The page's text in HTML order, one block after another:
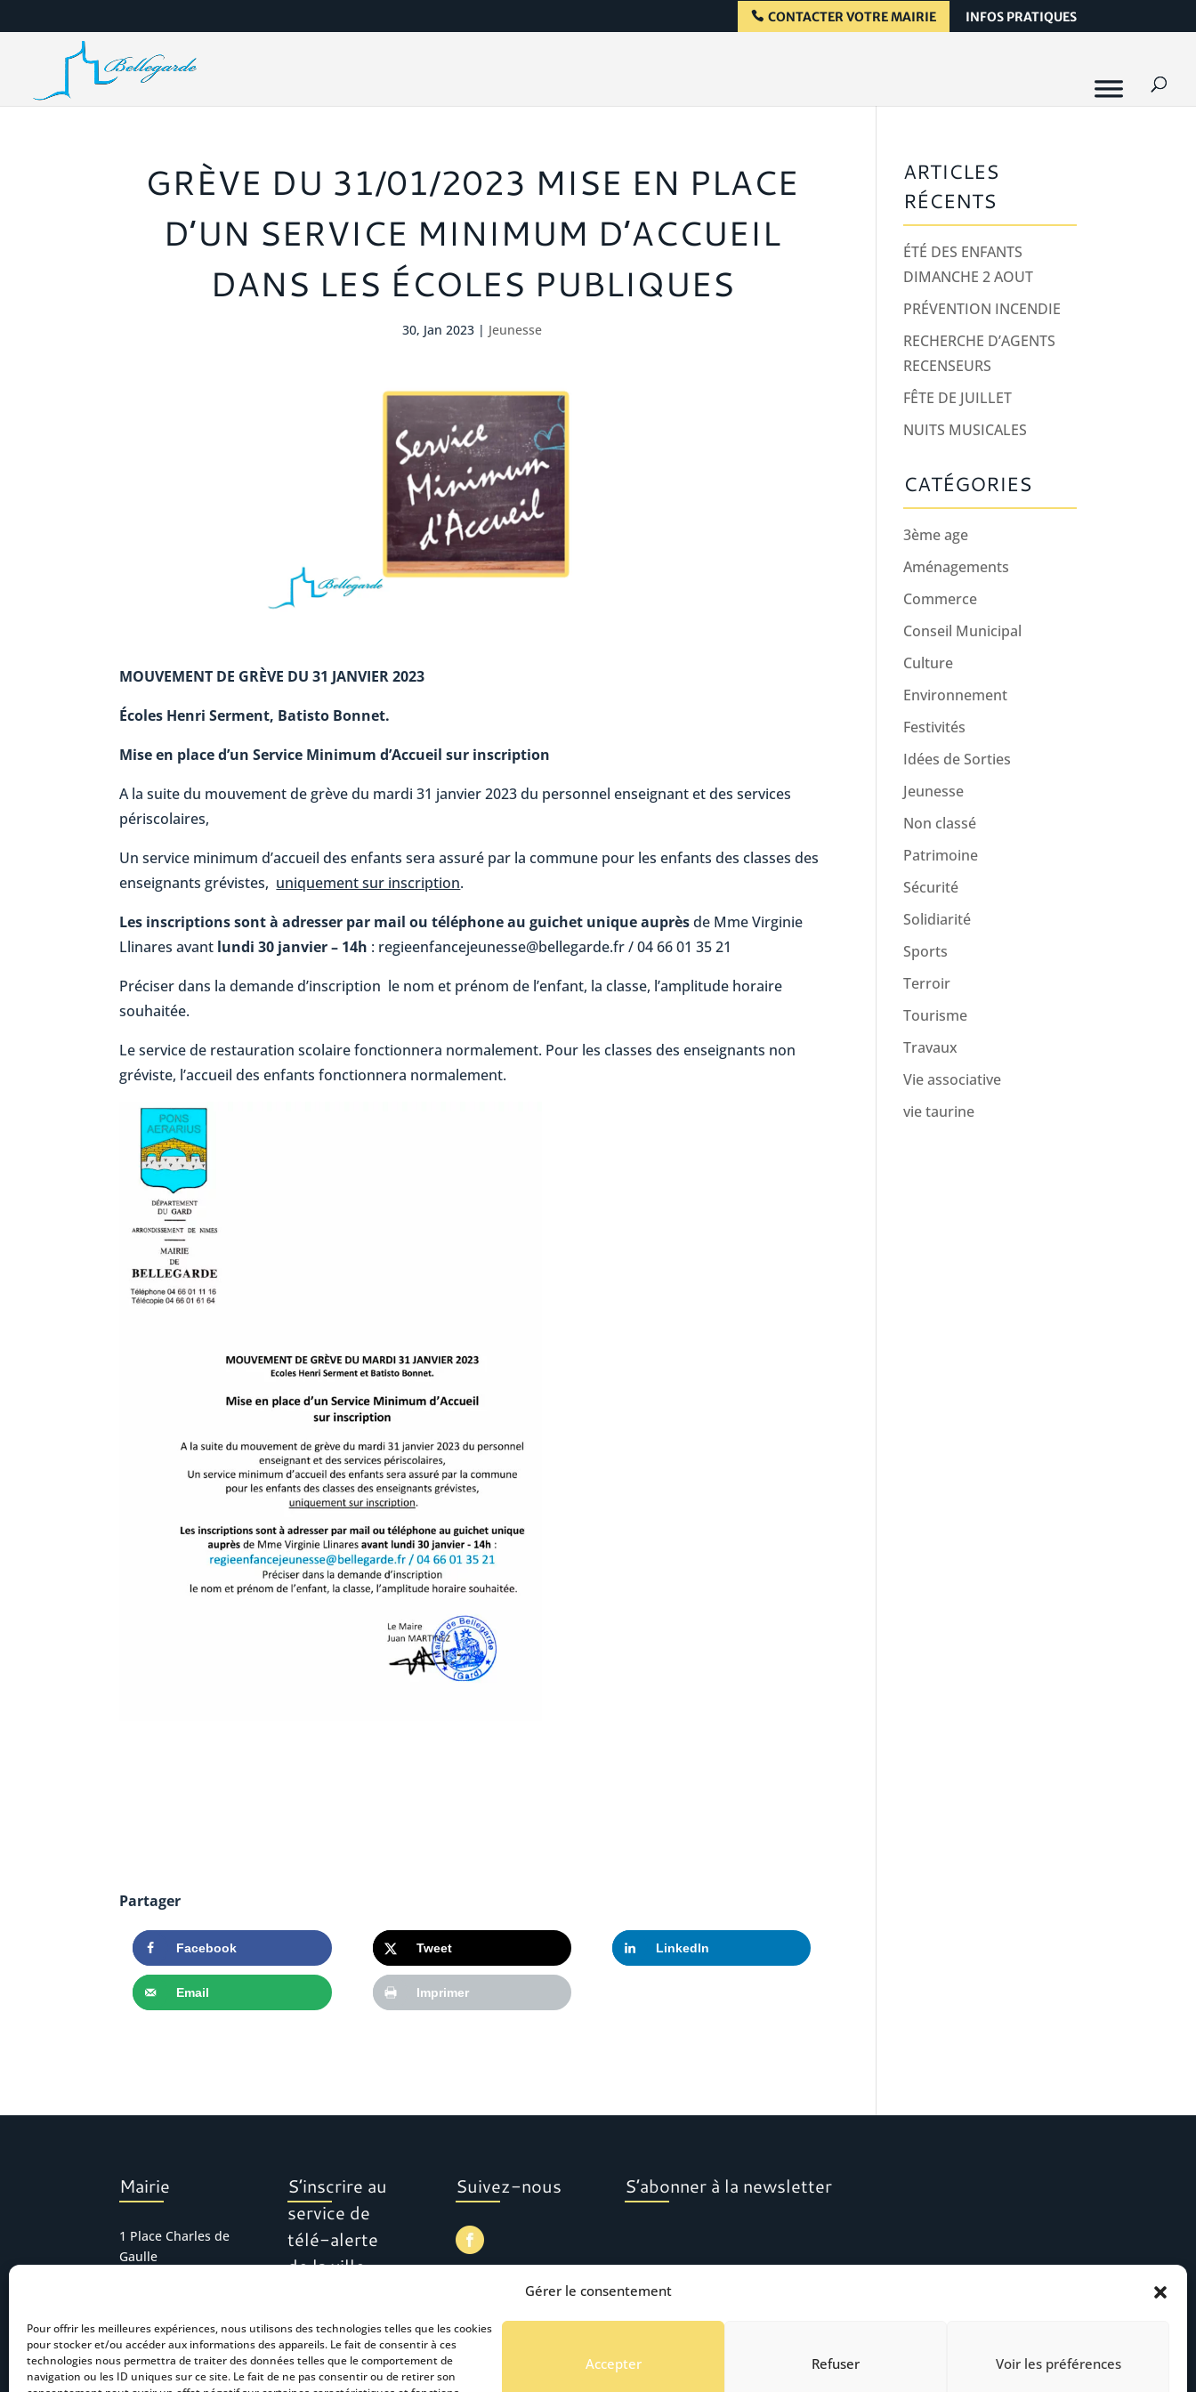
Gérer le consentement
Pour offrir les meilleures expériences, nous utilisons des technologies telles que les cookies
pour stocker et/ou accéder aux informations des appareils. Le fait de consentir à ces
technologies nous permettra de traiter des données telles que le comportement de
navigation ou les ID uniques sur ce site. Le fait de ne pas consentir ou de retirer son
Accepter Refuser Voir les préférences
CONTACTER VOTRE MAIRIE INFOS PRATIQUES
GRÈVE DU 31/01/2023 MISE EN PLACE
D’UN SERVICE MINIMUM D’ACCUEIL
DANS LES ÉCOLES PUBLIQUES
30, Jan 2023| Jeunesse
MOUVEMENT DE GRÈVE DU 31 JANVIER 2023
Écoles Henri Serment, Batisto Bonnet.
Mise en place d’un Service Minimum d’Accueilsur inscription
A la suite du mouvement de grève du mardi 31 janvier 2023 du personnel enseignant et des services
périscolaires,
Un service minimum d’accueil des enfants sera assuré par la commune pour les enfants des classes des
enseignants grévistes, uniquement sur inscription.
Les inscriptions sont à adresser par mail ou téléphone au guichet unique auprèsde Mme Virginie
Llinares avant lundi 30 janvier – 14h : regieenfancejeunesse@bellegarde.fr / 04 66 01 35 21
Préciser dans la demande d’inscription le nom et prénom de l’enfant, la classe, l’amplitude horaire
souhaitée.
Le service de restauration scolaire fonctionnera normalement. Pour les classes des enseignants non
gréviste, l’accueil des enfants fonctionnera normalement.
Partager
Facebook Tweet LinkedIn
Email Imprimer
ARTICLES
RÉCENTS
ÉTÉ DES ENFANTS
DIMANCHE 2 AOUT
PRÉVENTION INCENDIE
RECHERCHE D’AGENTS
RECENSEURS
FÊTE DE JUILLET
NUITS MUSICALES
CATÉGORIES
3ème age
Aménagements
Commerce
Conseil Municipal
Culture
Environnement
Festivités
Idées de Sorties
Jeunesse
Non classé
Patrimoine
Sécurité
Solidiarité
Sports
Terroir
Tourisme
Travaux
Vie associative
vie taurine
Mairie
1 Place Charles de
Gaulle
mairie.accueil@bel
legarde.fr
S’inscrire au
service de
télé-alerte
de la ville
Suivez-nous S’abonner à la newsletter